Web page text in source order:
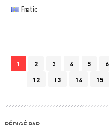
Fnatic
1 2 3 4 5 6
12
13 14 15